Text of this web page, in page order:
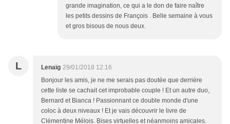
grande imagination, ce qui a le don de faire naître
les petits dessins de François . Belle semaine à vous
et gros bisous de nous deux.
L Lenaïg 29/01/2018 12:16
Bonjour les amis, je ne me serais pas doutée que derrière
cette liste se cachait cet improbable couple ! Et un autre duo,
Bernard et Bianca ! Passionnant ce double monde d'une
coloc à deux niveaux ! Et je vais découvrir le livre de
Clémentine Mélois. Bises virtuelles et néanmoins amicales.